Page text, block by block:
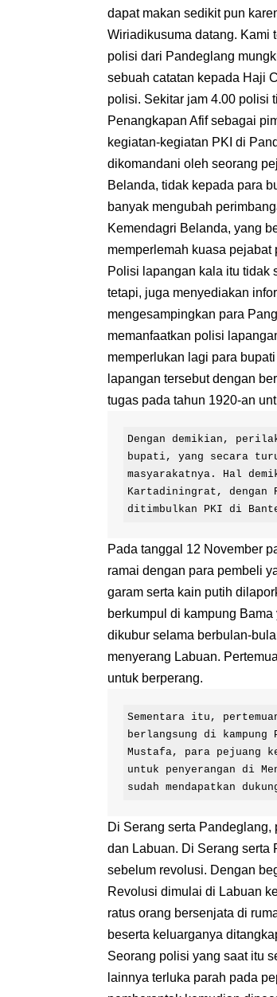
dapat makan sedikit pun
Wiriadikusuma datang. Kami
polisi dari Pandeglang
sebuah catatan kepada Haji
polisi. Sekitar jam 4.00 polisi
Penangkapan Afif sebagai
kegiatan-kegiatan PKI di
dikomandani oleh seorang
Belanda, tidak kepada para
banyak mengubah
Kemendagri Belanda, yang
memperlemah kuasa pejabat
Polisi lapangan kala itu tidak
tetapi, juga menyediakan
mengesampingkan para
memanfaatkan polisi
memperlukan lagi para
lapangan tersebut dengan
tugas pada tahun 1920-an
Dengan demikian,
bupati, yang secara
masyarakatnya. Hal
Kartadiningrat, dengan
ditimbulkan PKI di
Pada tanggal 12 November
ramai dengan para pembeli
garam serta kain putih
berkumpul di kampung
dikubur selama berbulan-
menyerang Labuan.
untuk berperang.
Sementara itu,
berlangsung di
Mustafa, para pejuang
untuk penyerangan di
sudah mendapatkan
Di Serang serta
dan Labuan. Di Serang serta
sebelum revolusi. Dengan
Revolusi dimulai di Labuan
ratus orang bersenjata di
beserta keluarganya
Seorang polisi yang saat itu
lainnya terluka parah pada